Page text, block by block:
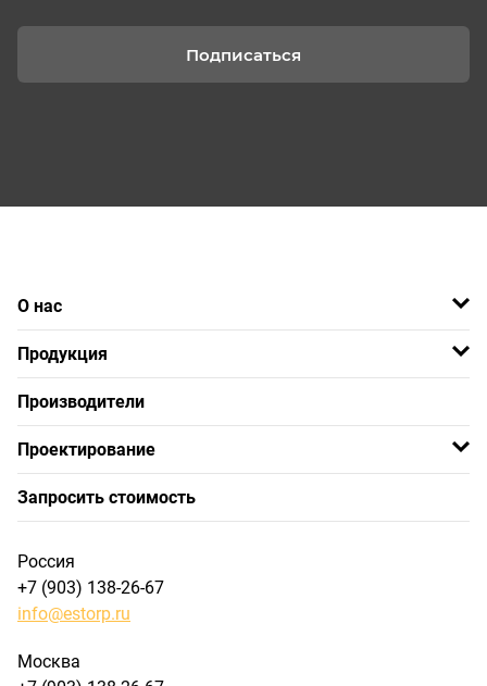
Подписаться
О нас
Продукция
Производители
Проектирование
Запросить стоимость
Россия
+7 (903) 138-26-67
info@estorp.ru
Москва